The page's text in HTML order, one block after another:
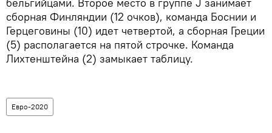
сборная Финляндии (12 очков), команда Боснии и
Герцеговины (10) идет четвертой, а сборная Греции
(5) располагается на пятой строчке. Команда
Лихтенштейна (2) замыкает таблицу.
Евро-2020